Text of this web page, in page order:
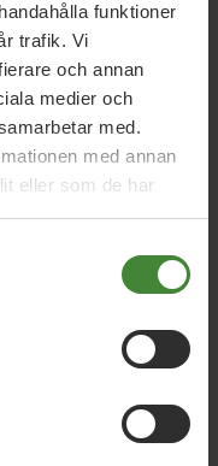
funktioner
trafik. Vi
och annan
medier och
med.
med annan
eller som de har
i